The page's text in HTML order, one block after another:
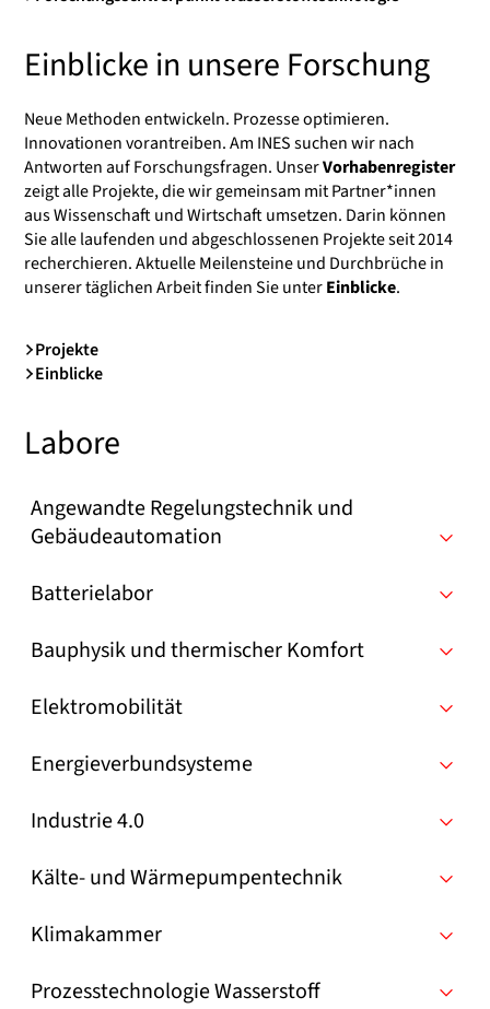
Einblicke in unsere Forschung
Neue Methoden entwickeln. Prozesse optimieren.
Innovationen vorantreiben. Am INES suchen wir nach
Antworten auf Forschungsfragen. UnserVorhabenregister
zeigt alle Projekte, die wir gemeinsam mit Partner*innen
aus Wissenschaft und Wirtschaft umsetzen. Darin können
Sie alle laufenden und abgeschlossenen Projekte seit 2014
recherchieren. Aktuelle Meilensteine und Durchbrüche in
unserer täglichen Arbeit finden Sie unterEinblicke.
Projekte
Einblicke
Labore
Angewandte Regelungstechnik und
Gebäudeautomation
Batterielabor
Bauphysik und thermischer Komfort
Elektromobilität
Energieverbundsysteme
Industrie 4.0
Kälte- und Wärmepumpentechnik
Klimakammer
Prozesstechnologie Wasserstoff